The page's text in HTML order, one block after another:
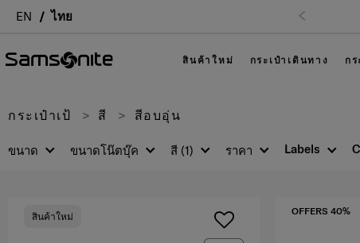
EN ไทย
สินค้าใหม่ กระเป๋าเดินทาง กร
กระเป๋าเป้ สี สีอบอุ่น
ขนาด สี (1) ราคา Labels
ขนาดโน๊ตบุ๊ค
สินค้าใหม่ OFFERS 40%